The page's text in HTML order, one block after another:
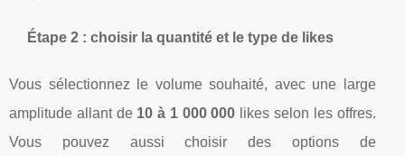
Étape 2 : choisir la quantité et le type de likes
Vous sélectionnez le volume souhaité, avec une large
amplitude allant de 10 à 1 000 000 likes selon les offres.
Vous pouvez aussi choisir des options de